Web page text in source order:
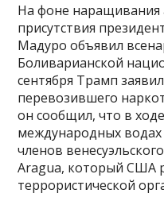
На фоне наращивания
присутствия
Мадуро объявил
Боливарианской
сентября Трамп
перевозившего
он сообщил, что в
международных
членов
Aragua, который США
террористической